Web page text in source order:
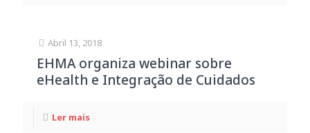
Abril 13, 2018
EHMA organiza webinar sobre
eHealth e Integração de Cuidados
Ler mais